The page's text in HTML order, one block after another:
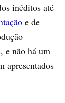
inéditos até
e de
e não há um
apresentados